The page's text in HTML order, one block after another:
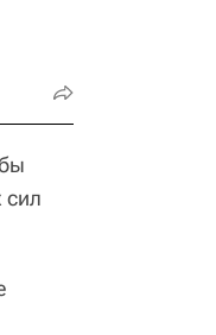
сил